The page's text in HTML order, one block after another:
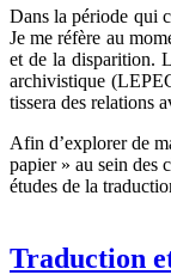
Dans la période qui
Je me réfère au
et de la disparition.
archivistique
tissera des relations
Afin d’explorer de
papier » au sein des
études de la
Traduction